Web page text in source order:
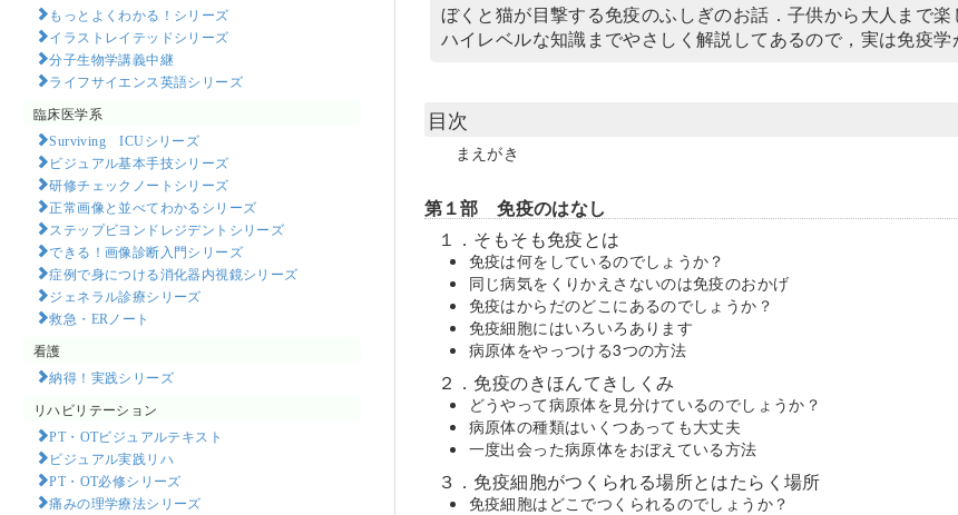
もっとよくわかる！シリーズ
イラストレイテッドシリーズ
分子生物学講義中継
ライフサイエンス英語シリーズ
臨床医学系
Surviving ICUシリーズ
ビジュアル基本手技シリーズ
研修チェックノートシリーズ
正常画像と並べてわかるシリーズ
ステップビヨンドレジデントシリーズ
できる！画像診断入門シリーズ
症例で身につける消化器内視鏡シリーズ
ジェネラル診療シリーズ
救急・ERノート
看護
納得！実践シリーズ
リハビリテーション
PT・OTビジュアルテキスト
ビジュアル実践リハ
PT・OT必修シリーズ
痛みの理学療法シリーズ
ぼくと猫が目撃する免疫のふしぎのお話．子供から大人まで
ハイレベルな知識までやさしく解説してあるので，実は免疫
目次
まえがき
第１部 免疫のはなし
１．そもそも免疫とは
免疫は何をしているのでしょうか？
同じ病気をくりかえさないのは免疫のおかげ
免疫はからだのどこにあるのでしょうか？
免疫細胞にはいろいろあります
病原体をやっつける3つの方法
２．免疫のきほんてきしくみ
どうやって病原体を見分けているのでしょうか？
病原体の種類はいくつあっても大丈夫
一度出会った病原体をおぼえている方法
３．免疫細胞がつくられる場所とはたらく場所
免疫細胞はどこでつくられるのでしょうか？